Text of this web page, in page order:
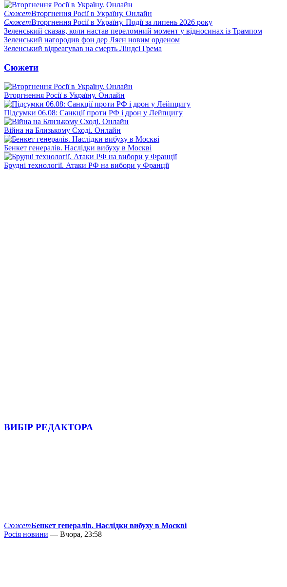
СюжетВторгнення Росії в Україну. Онлайн
СюжетВторгнення Росії в Україну. Події за липень 2026 року
Зеленський сказав, коли настав переломний момент у відносинах із Трампом
Зеленський нагородив фон дер Ляєн новим орденом
Зеленський відреагував на смерть Ліндсі Грема
Сюжети
Вторгнення Росії в Україну. Онлайн
Підсумки 06.08: Санкції проти РФ і дрон у Лейпцигу
Війна на Близькому Сході. Онлайн
Бенкет генералів. Наслідки вибуху в Москві
Брудні технології. Атаки РФ на вибори у Франції
ВИБІР РЕДАКТОРА
СюжетБенкет генералів. Наслідки вибуху в Москві
Росія новини — Вчора, 23:58